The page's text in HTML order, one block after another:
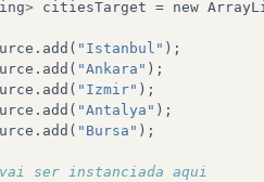
> citiesTarget = new
. add ( "Istanbul" );
. add ( "Ankara" );
. add ( "Izmir" );
. add ( "Antalya" );
. add ( "Bursa" );
ser instanciada aqui